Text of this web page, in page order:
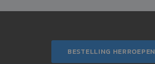
BESTELLING HERROEPEN